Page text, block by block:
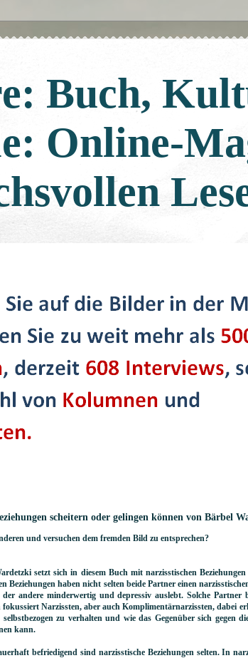
Buch,
Online-
scheitern oder gelingen können von Bärbel
und versuchen dem fremden Bild zu entsprechen?
setzt sich in diesem Buch mit narzisstischen Beziehungen
Beziehungen haben nicht selten beide Partner einen
andere minderwertig und depressiv auslebt. Solche Partner
Narzissten, aber auch Komplimentärnarzissten, dabei
zu verhalten und wie das Gegenüber sich gegen
kann.
befriedigend sind narzisstische Beziehungen selten. In